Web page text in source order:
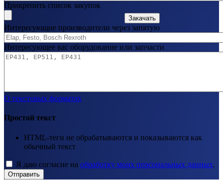
Прикрепить список закупок
Закачать
Интересующие производители через запятую
Интересующее вас оборудование или запчасти
О текстовых форматах
Простой текст
HTML-теги не обрабатываются и показываются как
обычный текст
Я даю согласие на обработку моих персональных данных.
Отправить